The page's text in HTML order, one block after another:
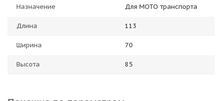
Назначение Для МОТО транспорта
Длина 113
Ширина 70
Высота 85